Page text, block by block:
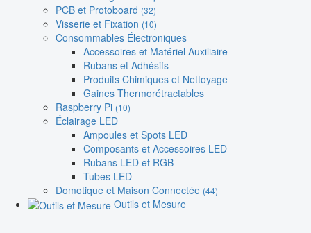
PCB et Protoboard (32)
Visserie et Fixation (10)
Consommables Électroniques
Accessoires et Matériel Auxiliaire
Rubans et Adhésifs
Produits Chimiques et Nettoyage
Gaines Thermorétractables
Raspberry Pi (10)
Éclairage LED
Ampoules et Spots LED
Composants et Accessoires LED
Rubans LED et RGB
Tubes LED
Domotique et Maison Connectée (44)
Outils et Mesure